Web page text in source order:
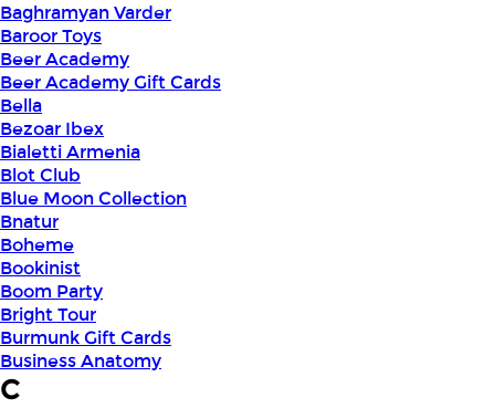
Baghramyan Varder
Baroor Toys
Beer Academy
Beer Academy Gift Cards
Bella
Bezoar Ibex
Bialetti Armenia
Blot Club
Blue Moon Collection
Bnatur
Boheme
Bookinist
Boom Party
Bright Tour
Burmunk Gift Cards
Business Anatomy
C